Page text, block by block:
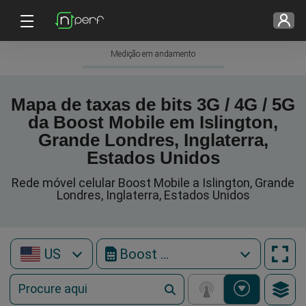
Medição em andamento
Mapa de taxas de bits 3G / 4G / 5G
da Boost Mobile em Islington,
Grande Londres, Inglaterra,
Estados Unidos
Rede móvel celular Boost Mobile a Islington, Grande
Londres, Inglaterra, Estados Unidos
US Boost Mobile